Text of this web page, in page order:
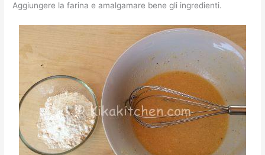
Aggiungere la farina e amalgamare bene gli ingredienti.